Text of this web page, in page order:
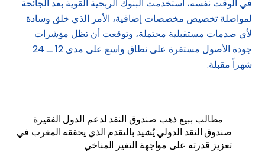
في الوقت نفسه، استخدمت البنوك الربحية القوية بعد الجائحة
لمواصلة تخصيص مخصصات إضافية، الأمر الذي خلق وسادة
لأي صدمات مستقبلية محتملة، وتوقعت أن تظل مؤشرات
جودة الأصول مستقرة على نطاق واسع على مدى 12 ــ 24
شهراً مقبلة.
مطالب ببيع ذهب صندوق النقد لدعم الدول الفقيرة
صندوق النقد الدولي يُشيد بالتقدم الذي يحققه المغرب في
تعزيز قدرته على مواجهة التغير المناخي